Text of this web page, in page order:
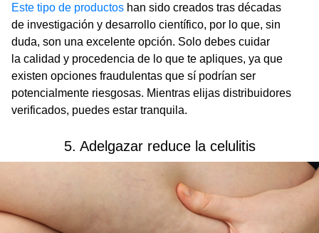
Este tipo de productos han sido creados tras décadas
de investigación y desarrollo científico, por lo que, sin
duda, son una excelente opción. Solo debes cuidar
la calidad y procedencia de lo que te apliques, ya que
existen opciones fraudulentas que sí podrían ser
potencialmente riesgosas. Mientras elijas distribuidores
verificados, puedes estar tranquila.
5. Adelgazar reduce la celulitis